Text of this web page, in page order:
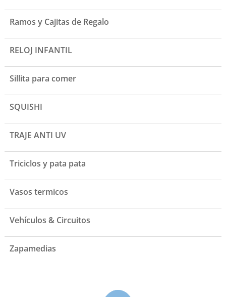
Ramos y Cajitas de Regalo
RELOJ INFANTIL
Sillita para comer
SQUISHI
TRAJE ANTI UV
Triciclos y pata pata
Vasos termicos
Vehículos & Circuitos
Zapamedias